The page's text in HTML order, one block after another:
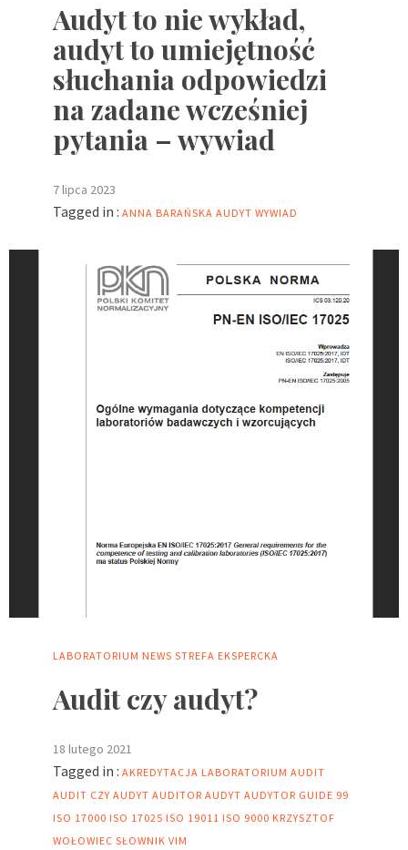
Audyt to nie wykład,
audyt to umiejętność
słuchania odpowiedzi
na zadane wcześniej
pytania – wywiad
7 lipca 2023
Tagged in : ANNA BARAŃSKA AUDYT WYWIAD
LABORATORIUM NEWS STREFA EKSPERCKA
Audit czy audyt?
18 lutego 2021
Tagged in : AKREDYTACJA LABORATORIUM AUDIT
AUDIT CZY AUDYT AUDITOR AUDYT AUDYTOR GUIDE 99
ISO 17000 ISO 17025 ISO 19011 ISO 9000 KRZYSZTOF
WOŁOWIEC SŁOWNIK VIM